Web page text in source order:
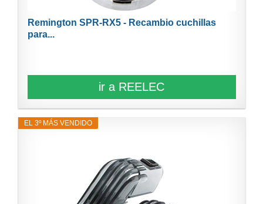
Remington SPR-RX5 - Recambio cuchillas
para...
ir a REELEC
EL 3º MÁS VENDIDO